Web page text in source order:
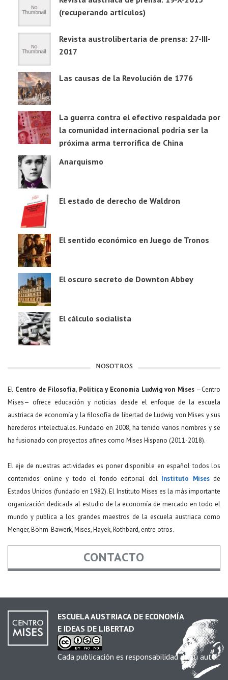
(recuperando artículos)
Revista austrolibertaria de prensa: 27-III-
2017
Las causas de la Revolución de 1776
La guerra contra el efectivo respaldada por
la comunidad internacional podría ser la
próxima arma terrorífica de China
Anarquismo
El estado de derecho de Waldron
El sentido económico en Juego de Tronos
El oscuro secreto de Downton Abbey
El cálculo socialista
NOSOTROS
El Centro de Filosofía, Política y Economía Ludwig von Mises—Centro
Mises— ofrece educación y noticias desde el enfoque de la escuela
austriaca de economía y la filosofía de libertad de Ludwig von Mises y sus
herederos intelectuales. Fundado en 2008, ha tenido varios nombres y se
ha fusionado con proyectos afines como Mises Hispano (2011-2018).
El eje de nuestras actividades es poner disponible en español todos los
contenidos online y todo el fondo editorial del Instituto Misesde
Estados Unidos (fundado en 1982). El Instituto Mises es la más importante
organización dedicada al estudio de la economía de mercado en todo el
mundo y publica a los grandes maestros de la escuela austriaca como
Menger, Böhm-Bawerk, Mises, Hayek, Rothbard, entre otros.
CONTACTO
Email *
ESCUELA AUSTRIACA DE ECONOMÍA
E IDEAS DE LIBERTAD
Cada publicación es responsabilidad de su autor.